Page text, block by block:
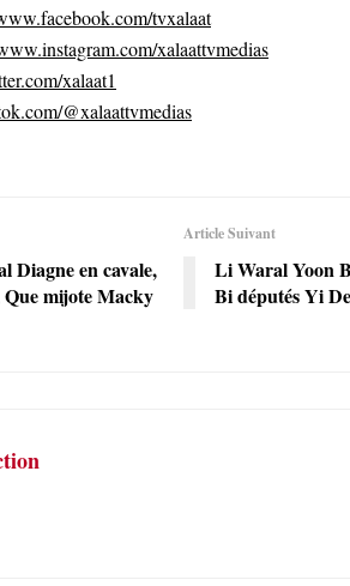
tvxalaat
xalaattvmedias
xalaat1
@xalaattvmedias
Diagne en cavale,
mijote Macky
Article Suivant
Li Waral Yoon
Bi députés Yi